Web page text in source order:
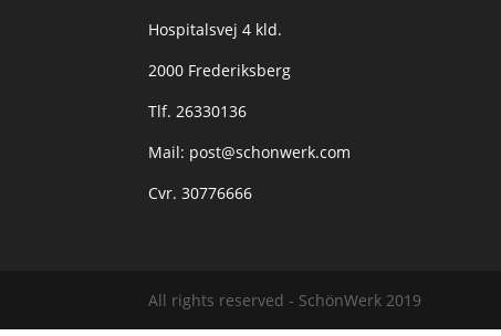
Hospitalsvej 4 kld.
2000 Frederiksberg
Tlf. 26330136
Mail: post@schonwerk.com
Cvr. 30776666
All rights reserved - SchönWerk 2019